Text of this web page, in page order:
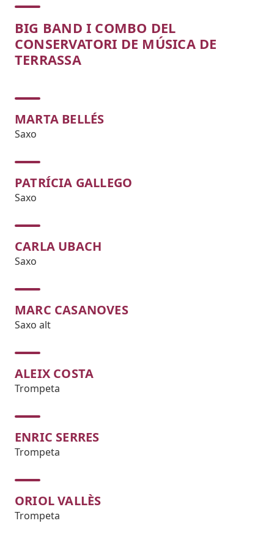
Concert
BIG BAND I COMBO DEL
CONSERVATORI DE MÚSICA DE
TERRASSA
MARTA BELLÉS
Saxo
PATRÍCIA GALLEGO
Saxo
CARLA UBACH
Saxo
MARC CASANOVES
Saxo alt
ALEIX COSTA
Trompeta
ENRIC SERRES
Trompeta
ORIOL VALLÈS
Trompeta